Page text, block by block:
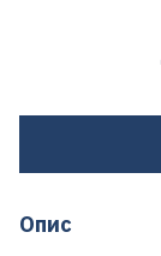
Опис